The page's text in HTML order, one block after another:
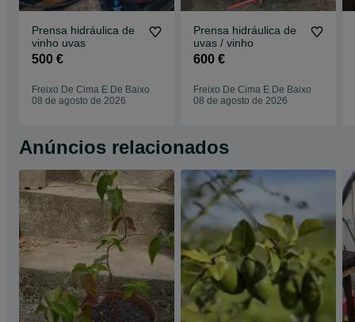
Prensa hidráulica de
vinho uvas
500 €
Freixo De Cima E De Baixo
08 de agosto de 2026
Prensa hidráulica de
uvas / vinho
600 €
Freixo De Cima E De Baixo
08 de agosto de 2026
Anúncios relacionados